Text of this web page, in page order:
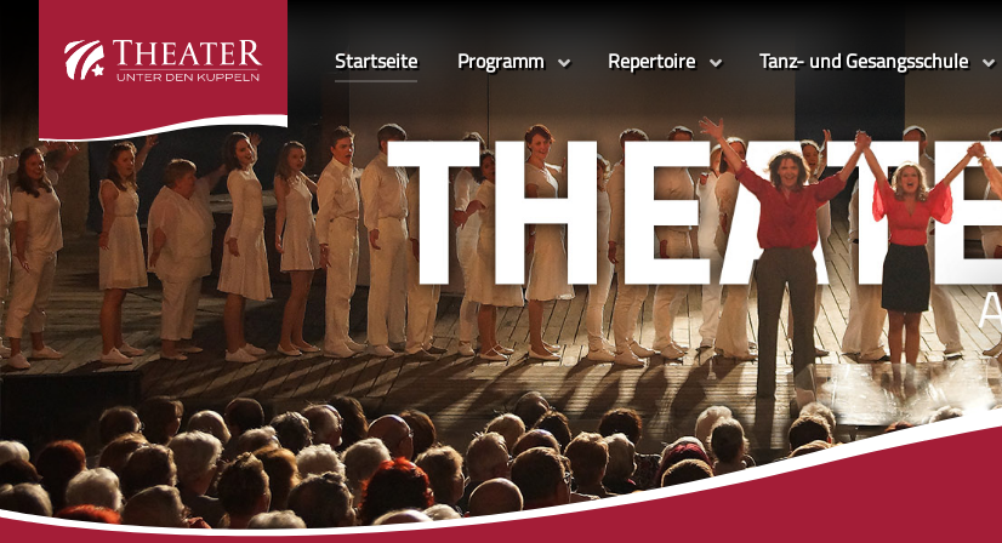
Startseite Programm Repertoire Tanz- und Gesangsschule